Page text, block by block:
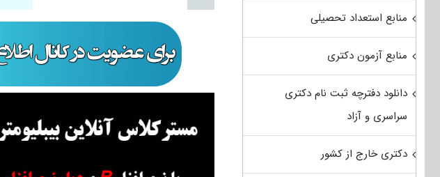
منابع استعداد تحصیلی
منابع آزمون دکتری
دانلود دفترچه ثبت نام دکتری
سراسری و آزاد
دکتری خارج از کشور